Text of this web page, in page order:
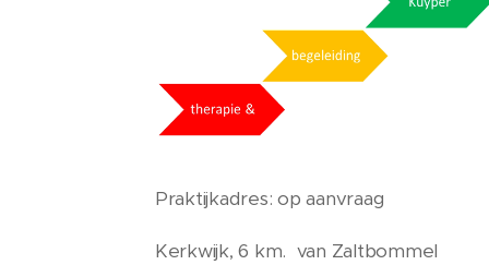
Praktijkadres: op aanvraag
Kerkwijk, 6 km. van Zaltbommel